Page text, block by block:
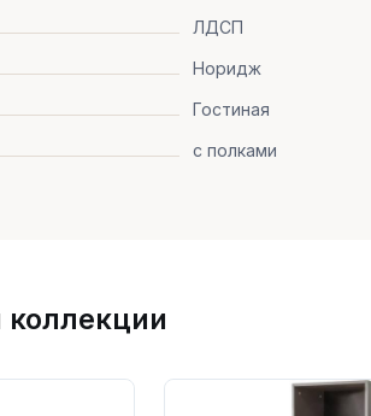
ЛДСП
Норидж
Гостиная
с полками